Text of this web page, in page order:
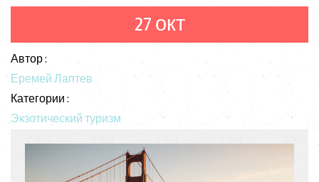
27 окт
Автор :
Еремей Лаптев
Категории :
Экзотический туризм